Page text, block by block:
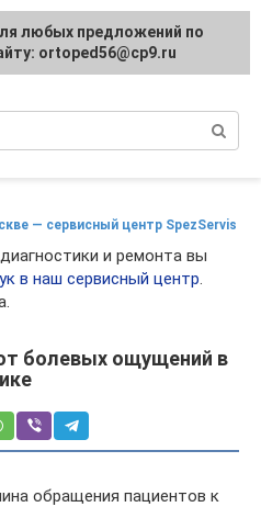
— сервисный центр SpеzServis
и ремонта вы
в наш сервисный центр.
болевых ощущений в
обращения пациентов к
любых предложений по
ortoped56@cp9.ru